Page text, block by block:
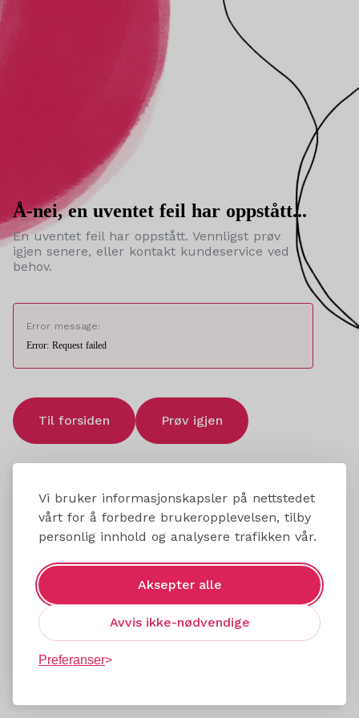
Vi bruker informasjonskapsler på nettstedet
vårt for å forbedre brukeropplevelsen, tilby
personlig innhold og analysere trafikken vår.
Aksepter alle
Avvis ikke-nødvendige
Preferanser
Å-nei, en uventet feil har oppstått...
En uventet feil har oppstått. Vennligst prøv
igjen senere, eller kontakt kundeservice ved
behov.
Error message:
Error: Request failed
Til forsiden Prøv igjen